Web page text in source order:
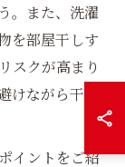
。また、洗濯
を部屋干しす
スクが高まり
ながら干す
イントをご紹